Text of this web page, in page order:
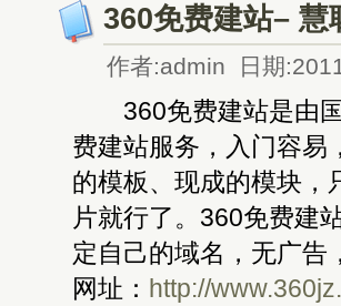
360免费建站– 慧
作者:admin 日期
360免费建站是由国
费建站服务，入门容易
的模板、现成的模块，
片就行了。360免费建
定自己的域名，无广告
网址： http://